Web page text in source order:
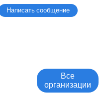
Написать сообщение
Все
организации